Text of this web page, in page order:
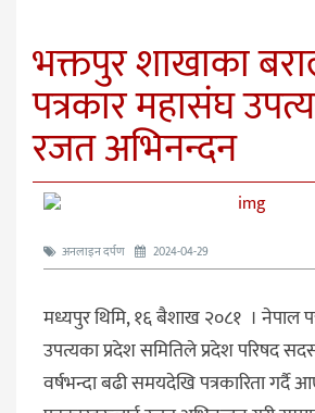
भक्तपुर शाखाका
पत्रकार महासंघ
रजत अभिनन्दन
अनलाइन दर्पण 2024-04-29
मध्यपुर थिमि, १६ बैशाख २०८१ । नेपाल
उपत्यका प्रदेश समितिले प्रदेश परिषद
वर्षभन्दा बढी समयदेखि पत्रकारिता गर्दै